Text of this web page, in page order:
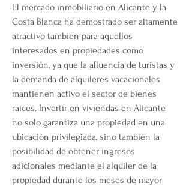
El mercado inmobiliario en Alicante y la
Costa Blanca ha demostrado ser altamente
atractivo también para aquellos
interesados en propiedades como
inversión, ya que la afluencia de turistas y
la demanda de alquileres vacacionales
mantienen activo el sector de bienes
raíces. Invertir en viviendas en Alicante
no solo garantiza una propiedad en una
ubicación privilegiada, sino también la
posibilidad de obtener ingresos
adicionales mediante el alquiler de la
propiedad durante los meses de mayor